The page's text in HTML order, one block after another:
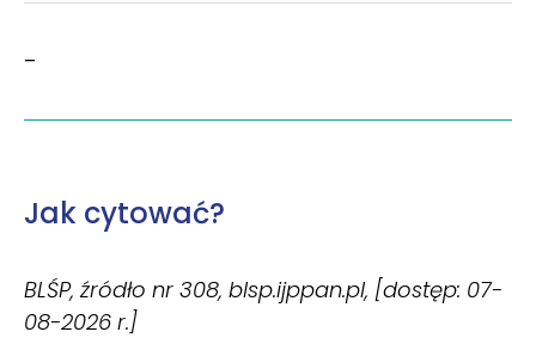
–
Jak cytować?
BLŚP, źródło nr 308, blsp.ijppan.pl, [dostęp: 07-
08-2026 r.]